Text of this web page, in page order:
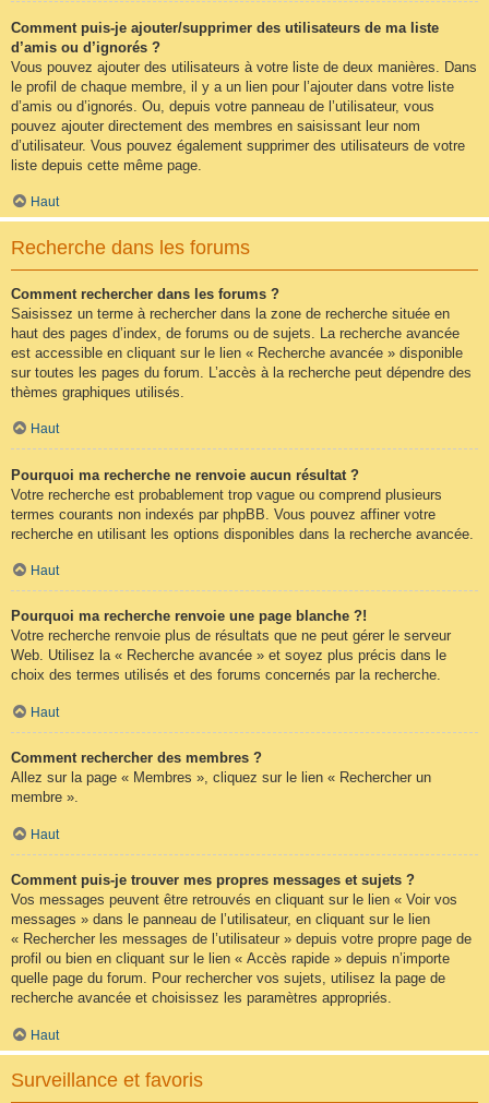
Comment puis-je ajouter/supprimer des utilisateurs de ma liste
d’amis ou d’ignorés ?
Vous pouvez ajouter des utilisateurs à votre liste de deux manières. Dans
le profil de chaque membre, il y a un lien pour l’ajouter dans votre liste
d’amis ou d’ignorés. Ou, depuis votre panneau de l’utilisateur, vous
pouvez ajouter directement des membres en saisissant leur nom
d’utilisateur. Vous pouvez également supprimer des utilisateurs de votre
liste depuis cette même page.
Haut
Recherche dans les forums
Comment rechercher dans les forums ?
Saisissez un terme à rechercher dans la zone de recherche située en
haut des pages d’index, de forums ou de sujets. La recherche avancée
est accessible en cliquant sur le lien « Recherche avancée » disponible
sur toutes les pages du forum. L’accès à la recherche peut dépendre des
thèmes graphiques utilisés.
Haut
Pourquoi ma recherche ne renvoie aucun résultat ?
Votre recherche est probablement trop vague ou comprend plusieurs
termes courants non indexés par phpBB. Vous pouvez affiner votre
recherche en utilisant les options disponibles dans la recherche avancée.
Haut
Pourquoi ma recherche renvoie une page blanche ?!
Votre recherche renvoie plus de résultats que ne peut gérer le serveur
Web. Utilisez la « Recherche avancée » et soyez plus précis dans le
choix des termes utilisés et des forums concernés par la recherche.
Haut
Comment rechercher des membres ?
Allez sur la page « Membres », cliquez sur le lien « Rechercher un
membre ».
Haut
Comment puis-je trouver mes propres messages et sujets ?
Vos messages peuvent être retrouvés en cliquant sur le lien « Voir vos
messages » dans le panneau de l’utilisateur, en cliquant sur le lien
« Rechercher les messages de l’utilisateur » depuis votre propre page de
profil ou bien en cliquant sur le lien « Accès rapide » depuis n’importe
quelle page du forum. Pour rechercher vos sujets, utilisez la page de
recherche avancée et choisissez les paramètres appropriés.
Haut
Surveillance et favoris